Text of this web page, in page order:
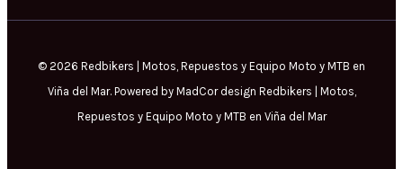
© 2026 Redbikers | Motos, Repuestos y Equipo Moto y MTB en
Viña del Mar. Powered by MadCor design Redbikers | Motos,
Repuestos y Equipo Moto y MTB en Viña del Mar